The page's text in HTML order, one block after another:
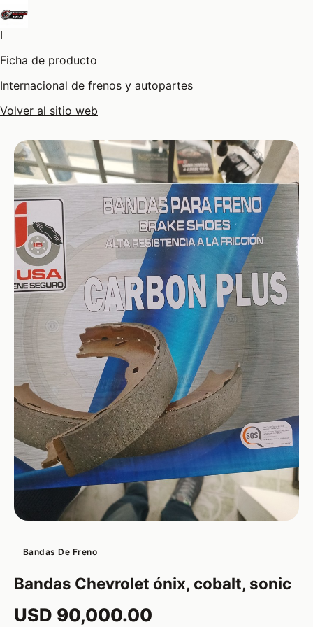
I
Ficha de producto
Internacional de frenos y autopartes
Volver al sitio web
Bandas De Freno
Bandas Chevrolet ónix, cobalt, sonic
USD 90,000.00